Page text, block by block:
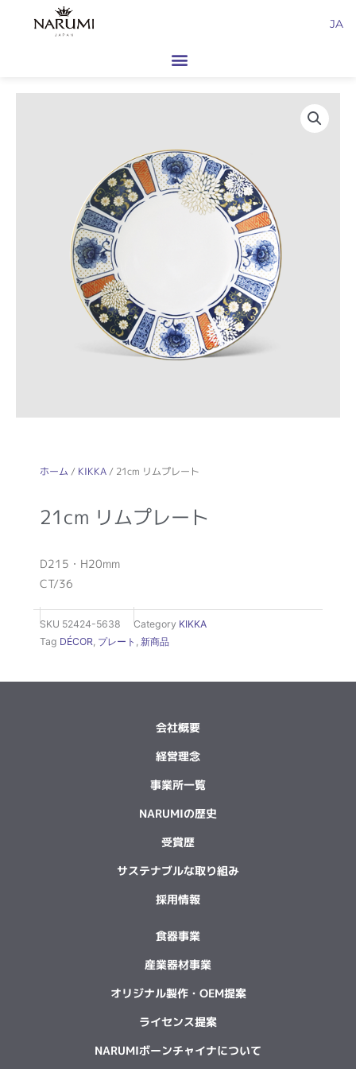
JA
ホーム / KIKKA/ 21cm リムプレート
21cm リムプレート
D215・H20mm
CT/36
SKU 52424-5638 Category KIKKA
Tag DÉCOR プレート 新商品
会社概要
経営理念
事業所一覧
NARUMIの歴史
受賞歴
サステナブルな取り組み
採用情報
食器事業
産業器材事業
オリジナル製作・OEM提案
ライセンス提案
NARUMIボーンチャイナについて